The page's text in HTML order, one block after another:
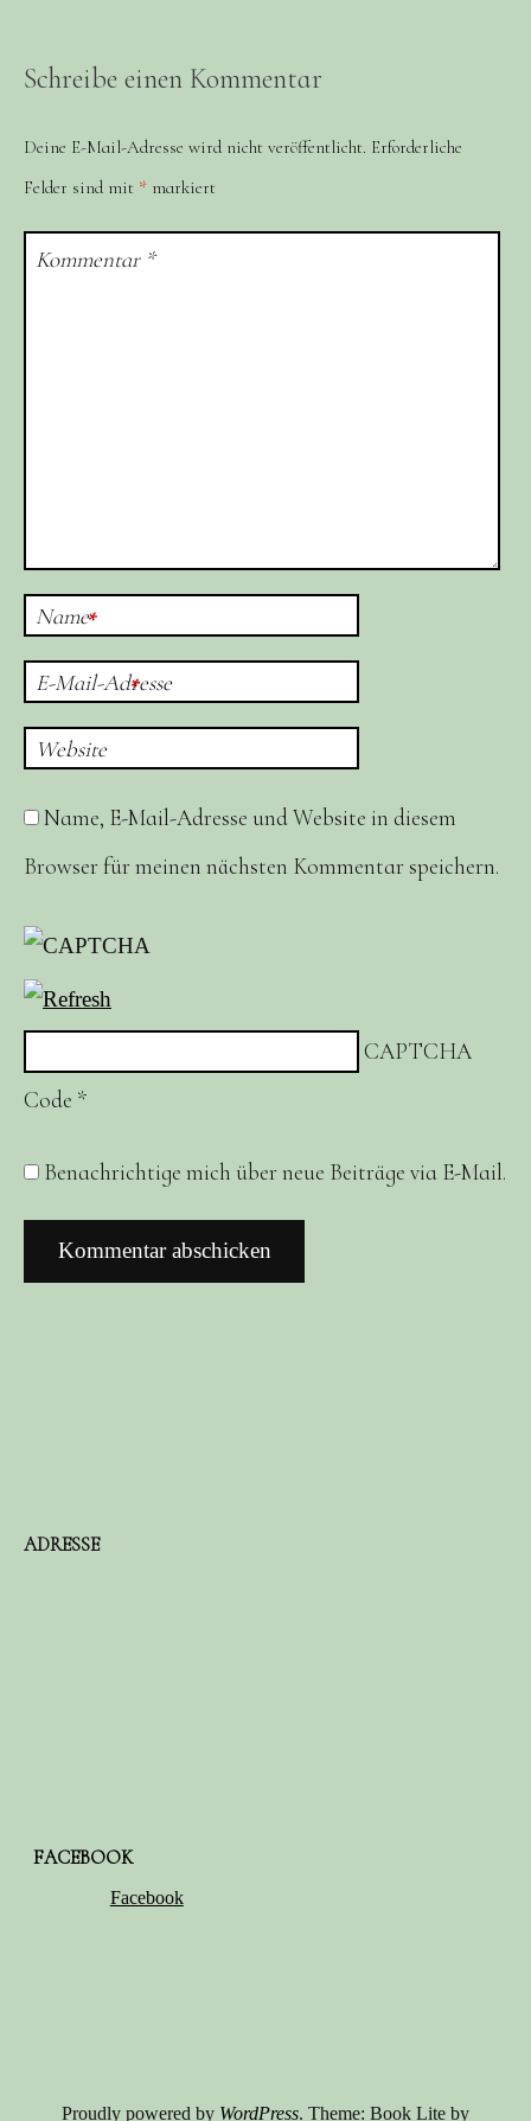
Schreibe einen Kommentar
Deine E-Mail-Adresse wird nicht veröffentlicht. Erforderliche
Felder sind mit * markiert
Kommentar *
Name*
E-Mail-Adresse
*
Website
Name, E-Mail-Adresse und Website in diesem
Browser für meinen nächsten Kommentar speichern.
CAPTCHA
Code *
Benachrichtige mich über neue Beiträge via E-Mail.
ADRESSE
FACEBOOK
Facebook
Proudly powered by WordPress. Theme: Book Lite by